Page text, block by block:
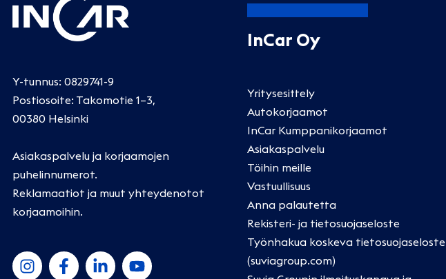
Y-tunnus: 0829741-9
Postiosoite: Takomotie 1–3,
00380 Helsinki
Asiakaspalvelu ja korjaamojen
puhelinnumerot.
Reklamaatiot ja muut yhteydenotot
korjaamoihin.
InCar Oy
Yritysesittely
Autokorjaamot
InCar Kumppanikorjaamot
Asiakaspalvelu
Töihin meille
Vastuullisuus
Anna palautetta
Rekisteri- ja tietosuojaseloste
Työnhakua koskeva tietosuojaseloste
(suviagroup.com)